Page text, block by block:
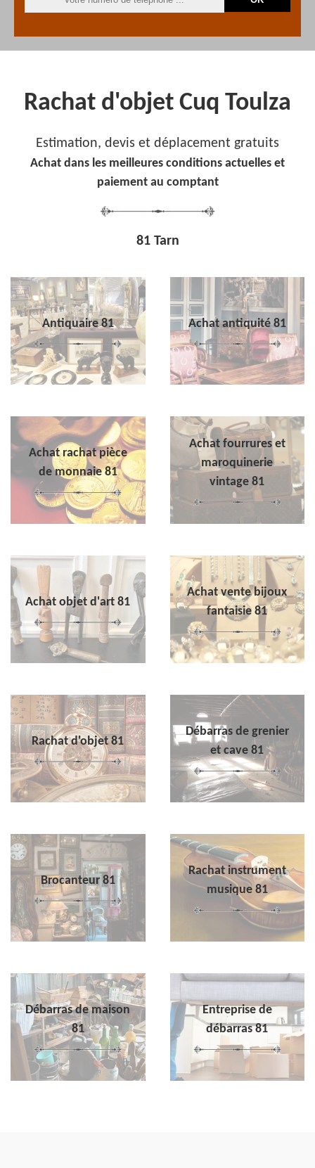
Rachat d'objet Cuq Toulza
Estimation, devis et déplacement gratuits
Achat dans les meilleures conditions actuelles et
paiement au comptant
81 Tarn
Antiquaire 81 Achat antiquité 81
Achat rachat pièce
de monnaie 81
Achat fourrures et
maroquinerie
vintage 81
Achat objet d'art 81
Achat vente bijoux
fantaisie 81
Rachat d'objet 81
Débarras de grenier
et cave 81
Brocanteur 81
Rachat instrument
musique 81
Débarras de maison
81
Entreprise de
débarras 81